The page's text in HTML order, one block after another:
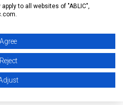
発熱による破壊を防止するサー
れています。
トするため、ご使用条件に合わせ
ます。FIT値算出の実施について
to all websites of "ABLIC",
Agree
Reject